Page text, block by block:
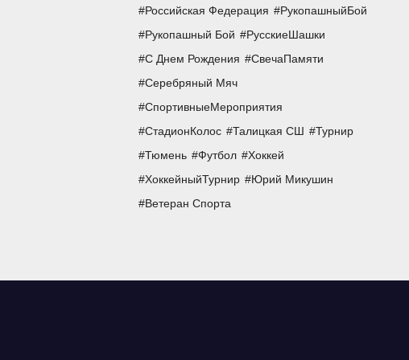
Российская Федерация
РукопашныйБой
Рукопашный Бой
РусскиеШашки
С Днем Рождения
СвечаПамяти
Серебряный Мяч
СпортивныеМероприятия
СтадионКолос
Талицкая СШ
Турнир
Тюмень
Футбол
Хоккей
ХоккейныйТурнир
Юрий Микушин
Ветеран Спорта